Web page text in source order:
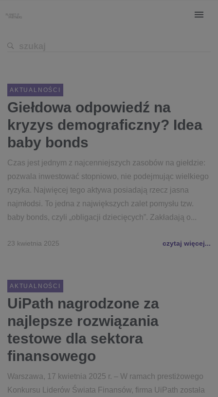
AKTUALNOŚCI
Giełdowa odpowiedź na
kryzys demograficzny? Idea
baby bonds
Czas jest jednym z najcenniejszych zasobów na giełdzie:
pozwala inwestować stopniowo, nie podejmując wielkiego
ryzyka. Najwięcej tego aktywa posiadają rzecz jasna
najmłodsi. To jedna z największych zalet pomysłu tzw.
baby bonds, czyli „obligacji dziecięcych”. Zakładają o...
23 kwietnia 2025 czytaj więcej...
AKTUALNOŚCI
UiPath nagrodzone za
najlepsze rozwiązania
testowe dla sektora
finansowego
Warszawa, 17 kwietnia 2025 r. – W ramach prestiżowego
Konkursu Liderów Świata Finansów, firma UiPath została